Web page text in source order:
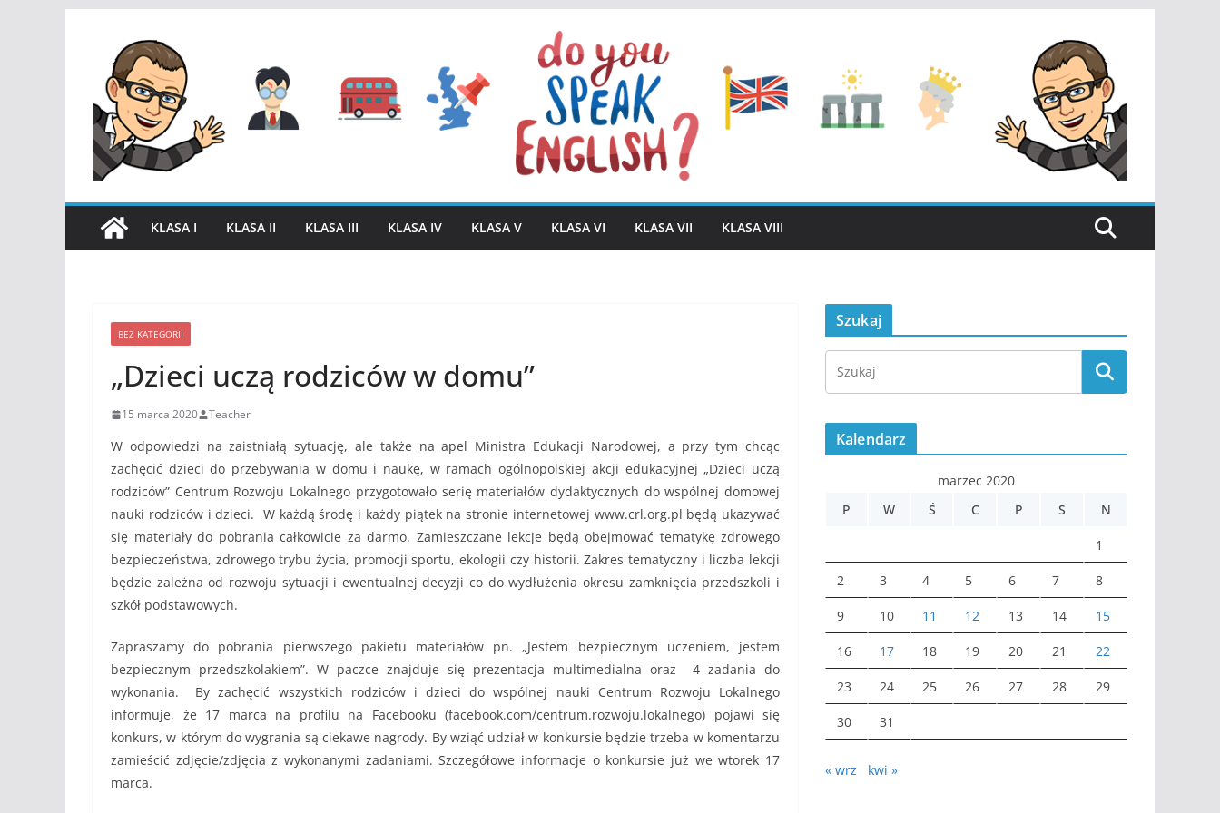
KLASA I KLASA II KLASA III KLASA IV KLASA V KLASA VI KLASA VII KLASA VIII
BEZ KATEGORII
„Dzieci uczą rodziców w domu”
15 marca 2020 Teacher
W odpowiedzi na zaistniałą sytuację, ale także na apel Ministra Edukacji Narodowej, a przy tym chcąc
zachęcić dzieci do przebywania w domu i naukę, w ramach ogólnopolskiej akcji edukacyjnej „Dzieci uczą
rodziców” Centrum Rozwoju Lokalnego przygotowało serię materiałów dydaktycznych do wspólnej domowej
nauki rodziców i dzieci. W każdą środę i każdy piątek na stronie internetowej www.crl.org.pl będą ukazywać
się materiały do pobrania całkowicie za darmo. Zamieszczane lekcje będą obejmować tematykę zdrowego
bezpieczeństwa, zdrowego trybu życia, promocji sportu, ekologii czy historii. Zakres tematyczny i liczba lekcji
będzie zależna od rozwoju sytuacji i ewentualnej decyzji co do wydłużenia okresu zamknięcia przedszkoli i
szkół podstawowych.
Zapraszamy do pobrania pierwszego pakietu materiałów pn. „Jestem bezpiecznym uczeniem, jestem
bezpiecznym przedszkolakiem”. W paczce znajduje się prezentacja multimedialna oraz 4 zadania do
wykonania. By zachęcić wszystkich rodziców i dzieci do wspólnej nauki Centrum Rozwoju Lokalnego
informuje, że 17 marca na profilu na Facebooku (facebook.com/centrum.rozwoju.lokalnego) pojawi się
konkurs, w którym do wygrania są ciekawe nagrody. By wziąć udział w konkursie będzie trzeba w komentarzu
zamieścić zdjęcie/zdjęcia z wykonanymi zadaniami. Szczegółowe informacje o konkursie już we wtorek 17
marca.
Szukaj
Kalendarz
marzec 2020
P
W Ś C P S N
1
2 3 4 5 6 7 8
9 10 11 12 13 14 15
16 17 18 19 20 21 22
23 24 25 26 27 28 29
30 31
« wrz kwi »